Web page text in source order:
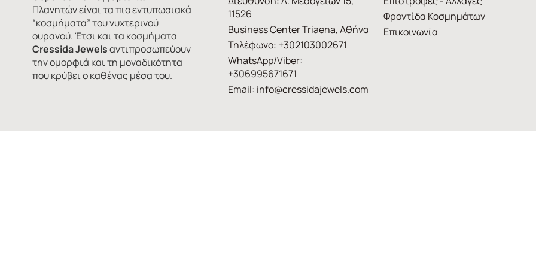
Πλανητών είναι τα πιο εντυπωσιακά
“κοσμήματα” του νυχτερινού
ουρανού. Έτσι και τα κοσμήματα
Cressida Jewelsαντιπροσωπεύουν
την ομορφιά και τη μοναδικότητα
που κρύβει ο καθένας μέσα του.
11526
Business Center Triaena, Αθήνα
Τηλέφωνο: +302103002671
WhatsApp/Viber:
+306995671671
Email: info@cressidajewels.com
Φροντίδα Κοσμημάτων
Επικοινωνία